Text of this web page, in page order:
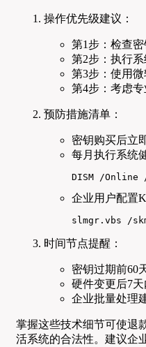
操作优先级建议：
第1步：检查
第2步：执行
第3步：使用
第4步：考虑
预防措施清单：
密钥购买后立
每月执行系统
DISM /Online
企业用户配置
slmgr.vbs /
时间节点提醒：
密钥过期前60
硬件变更后7
企业批量处理
掌握这些技术细节可使退
活系统的合法性。建议企